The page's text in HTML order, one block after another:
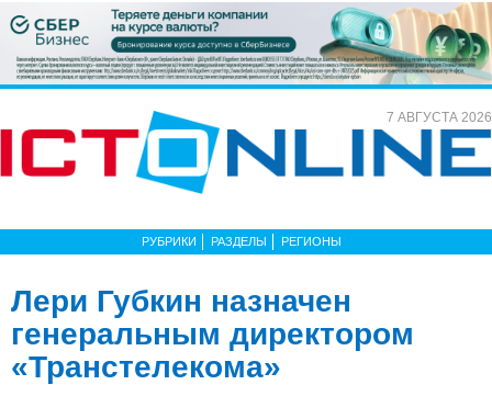
7 АВГУСТА 2026
РУБРИКИ РАЗДЕЛЫ РЕГИОНЫ
Лери Губкин назначен
генеральным директором
«Транстелекома»